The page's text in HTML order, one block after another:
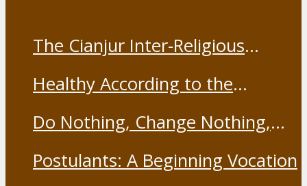
The Cianjur Inter-Religious
19 Vaccine
Healthy According to the
Do Nothing, Change Nothing,
Postulants: A Beginning Vocation